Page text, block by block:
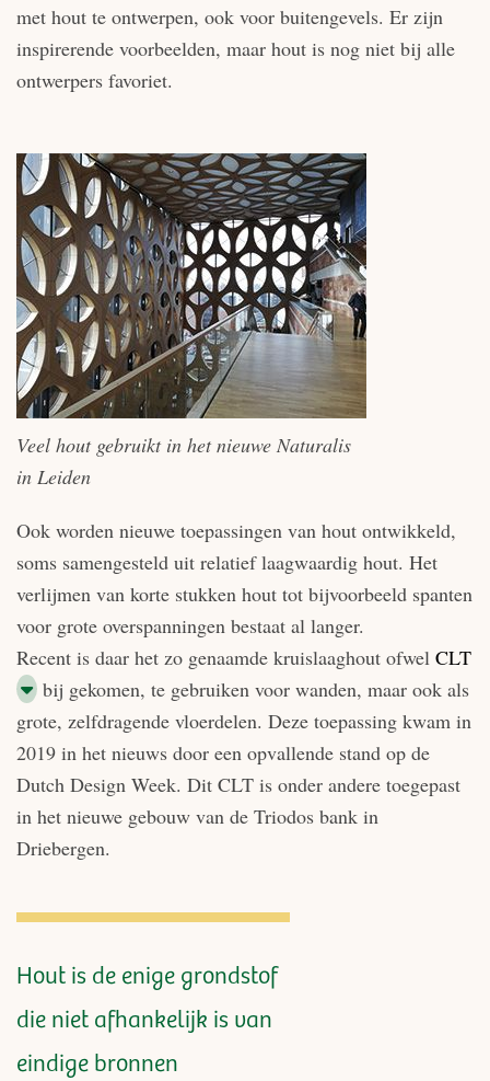
met hout te ontwerpen, ook voor buitengevels. Er zijn
inspirerende voorbeelden, maar hout is nog niet bij alle
ontwerpers favoriet.
Veel hout gebruikt in het nieuwe Naturalis
in Leiden
Ook worden nieuwe toepassingen van hout ontwikkeld,
soms samengesteld uit relatief laagwaardig hout. Het
verlijmen van korte stukken hout tot bijvoorbeeld spanten
voor grote overspanningen bestaat al langer.
Recent is daar het zo genaamde kruislaaghout ofwel CLT
bij gekomen, te gebruiken voor wanden, maar ook als
grote, zelfdragende vloerdelen. Deze toepassing kwam in
2019 in het nieuws door een opvallende stand op de
Dutch Design Week. Dit CLT is onder andere toegepast
in het nieuwe gebouw van de Triodos bank in
Driebergen.
Hout is de enige grondstof
die niet afhankelijk is van
eindige bronnen